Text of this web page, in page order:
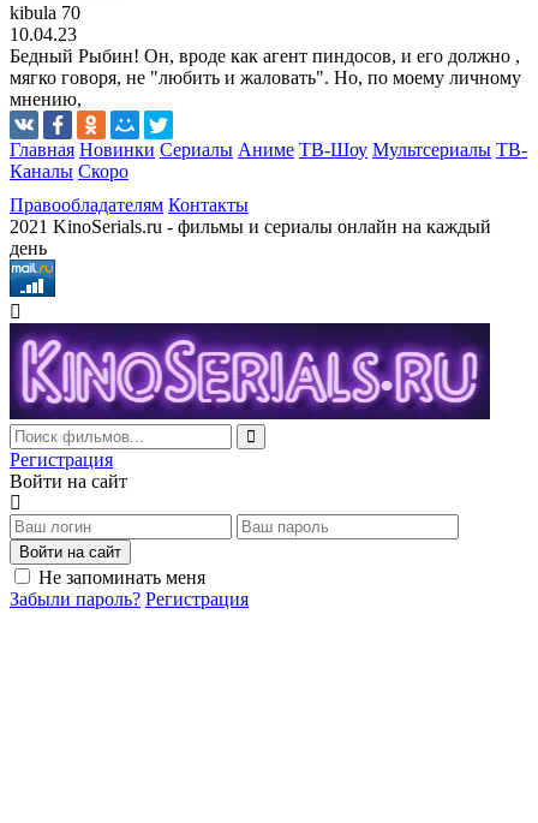
kibula 70
10.04.23
Бедный Рыбин! Он, вроде как агент пиндосов, и его должно ,
мягко говоря, не "любить и жаловать". Но, по моему личному
мнению,
Главная Новинки Сериалы Аниме ТВ-Шоу Мультсериалы ТВ-
Каналы Скоро
Правообладателям Контакты
2021 KinoSerials.ru - фильмы и сериалы онлайн на каждый
день
Регистрация
Войти на сайт
Войти на сайт
Не запоминать меня
Забыли пароль? Регистрация